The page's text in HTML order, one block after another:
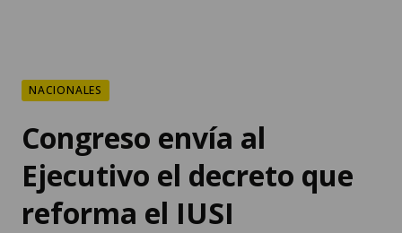
NACIONALES
Congreso envía al
Ejecutivo el decreto que
reforma el IUSI